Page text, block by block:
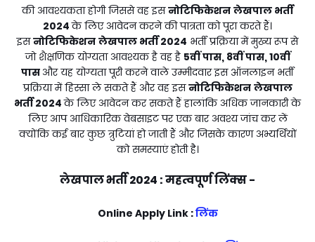
की आवश्यकता होगी जिससे वह इसनोटिफिकेशन लेखपाल भर्ती
2024 के लिए आवेदन करने की पात्रता को पूरा करते हैं।
इसनोटिफिकेशन लेखपाल भर्ती 2024 भर्ती प्रक्रिया में मुख्य रूप से
जो शैक्षणिक योग्यता आवश्यक है वह है 5वीं पास, 8वीं पास, 10वीं
पास और यह योग्यता पूरी करने वाले उम्मीदवार इस ऑनलाइन भर्ती
प्रक्रिया में हिस्सा ले सकते हैं और वह इसनोटिफिकेशन लेखपाल
भर्ती 2024 के लिए आवेदन कर सकते हैं हालांकि अधिक जानकारी के
लिए आप आधिकारिक वेबसाइट पर एक बार अवश्य जांच कर लें
क्योंकि कई बार कुछ त्रुटियां हो जाती हैं और जिसके कारण अभ्यर्थियों
को समस्याएं होती है।
लेखपाल भर्ती 2024 : महत्वपूर्ण लिंक्स -
Online Apply Link :लिंक